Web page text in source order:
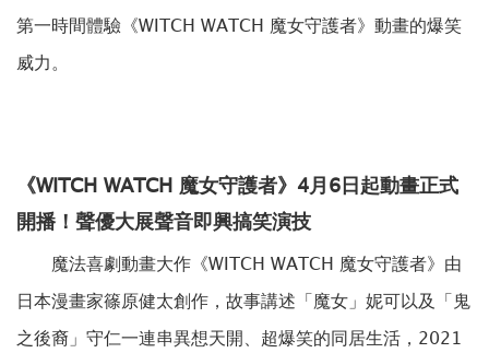
第一時間體驗《WITCH WATCH 魔女守護者》動畫的爆笑
威力。
《WITCH WATCH 魔女守護者》4月6日起動畫正式
開播！聲優大展聲音即興搞笑演技
魔法喜劇動畫大作《WITCH WATCH 魔女守護者》由
日本漫畫家篠原健太創作，故事講述「魔女」妮可以及「鬼
之後裔」守仁一連串異想天開、超爆笑的同居生活，2021